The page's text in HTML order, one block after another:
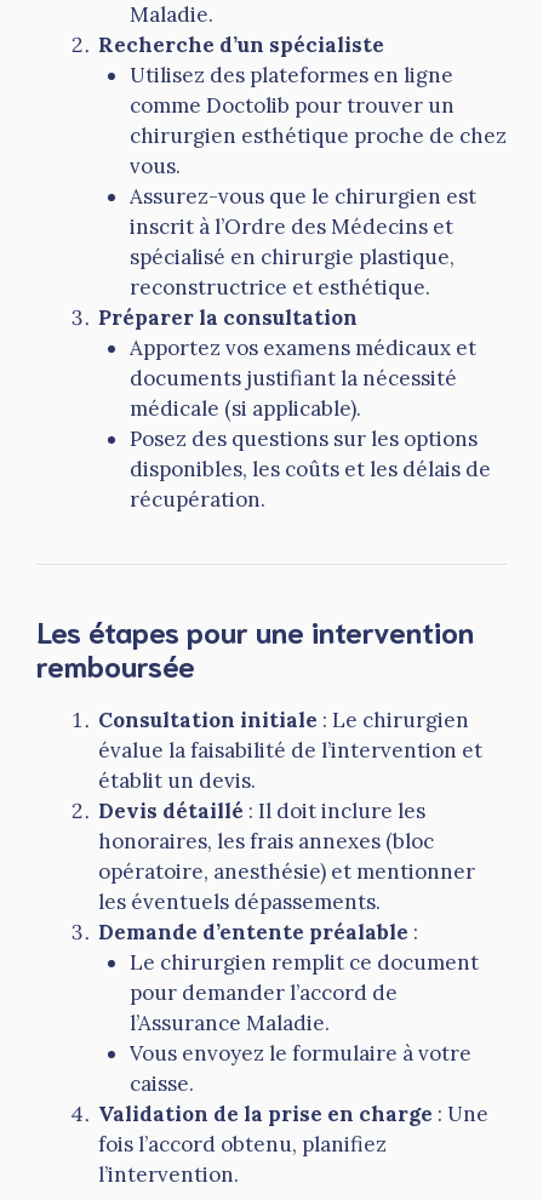
Maladie.
Recherche d’un spécialiste
Utilisez des plateformes en ligne
comme Doctolib pour trouver un
chirurgien esthétique proche de chez
vous.
Assurez-vous que le chirurgien est
inscrit à l’Ordre des Médecins et
spécialisé en chirurgie plastique,
reconstructrice et esthétique.
Préparer la consultation
Apportez vos examens médicaux et
documents justifiant la nécessité
médicale (si applicable).
Posez des questions sur les options
disponibles, les coûts et les délais de
récupération.
Les étapes pour une intervention
remboursée
Consultation initiale : Le chirurgien
évalue la faisabilité de l’intervention et
établit un devis.
Devis détaillé : Il doit inclure les
honoraires, les frais annexes (bloc
opératoire, anesthésie) et mentionner
les éventuels dépassements.
Demande d’entente préalable :
Le chirurgien remplit ce document
pour demander l’accord de
l’Assurance Maladie.
Vous envoyez le formulaire à votre
caisse.
Validation de la prise en charge : Une
fois l’accord obtenu, planifiez
l’intervention.